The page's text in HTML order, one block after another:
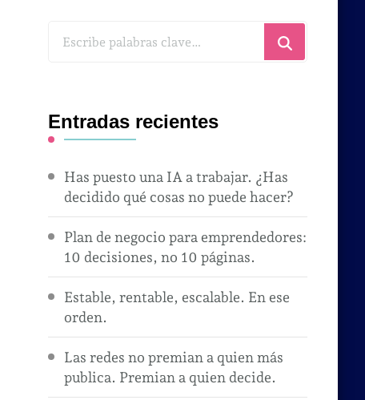
¿Buscas
Entradas recientes
Has puesto una IA a trabajar. ¿Has
decidido qué cosas no puede hacer?
Plan de negocio para emprendedores:
10 decisiones, no 10 páginas.
Estable, rentable, escalable. En ese
orden.
Las redes no premian a quien más
publica. Premian a quien decide.